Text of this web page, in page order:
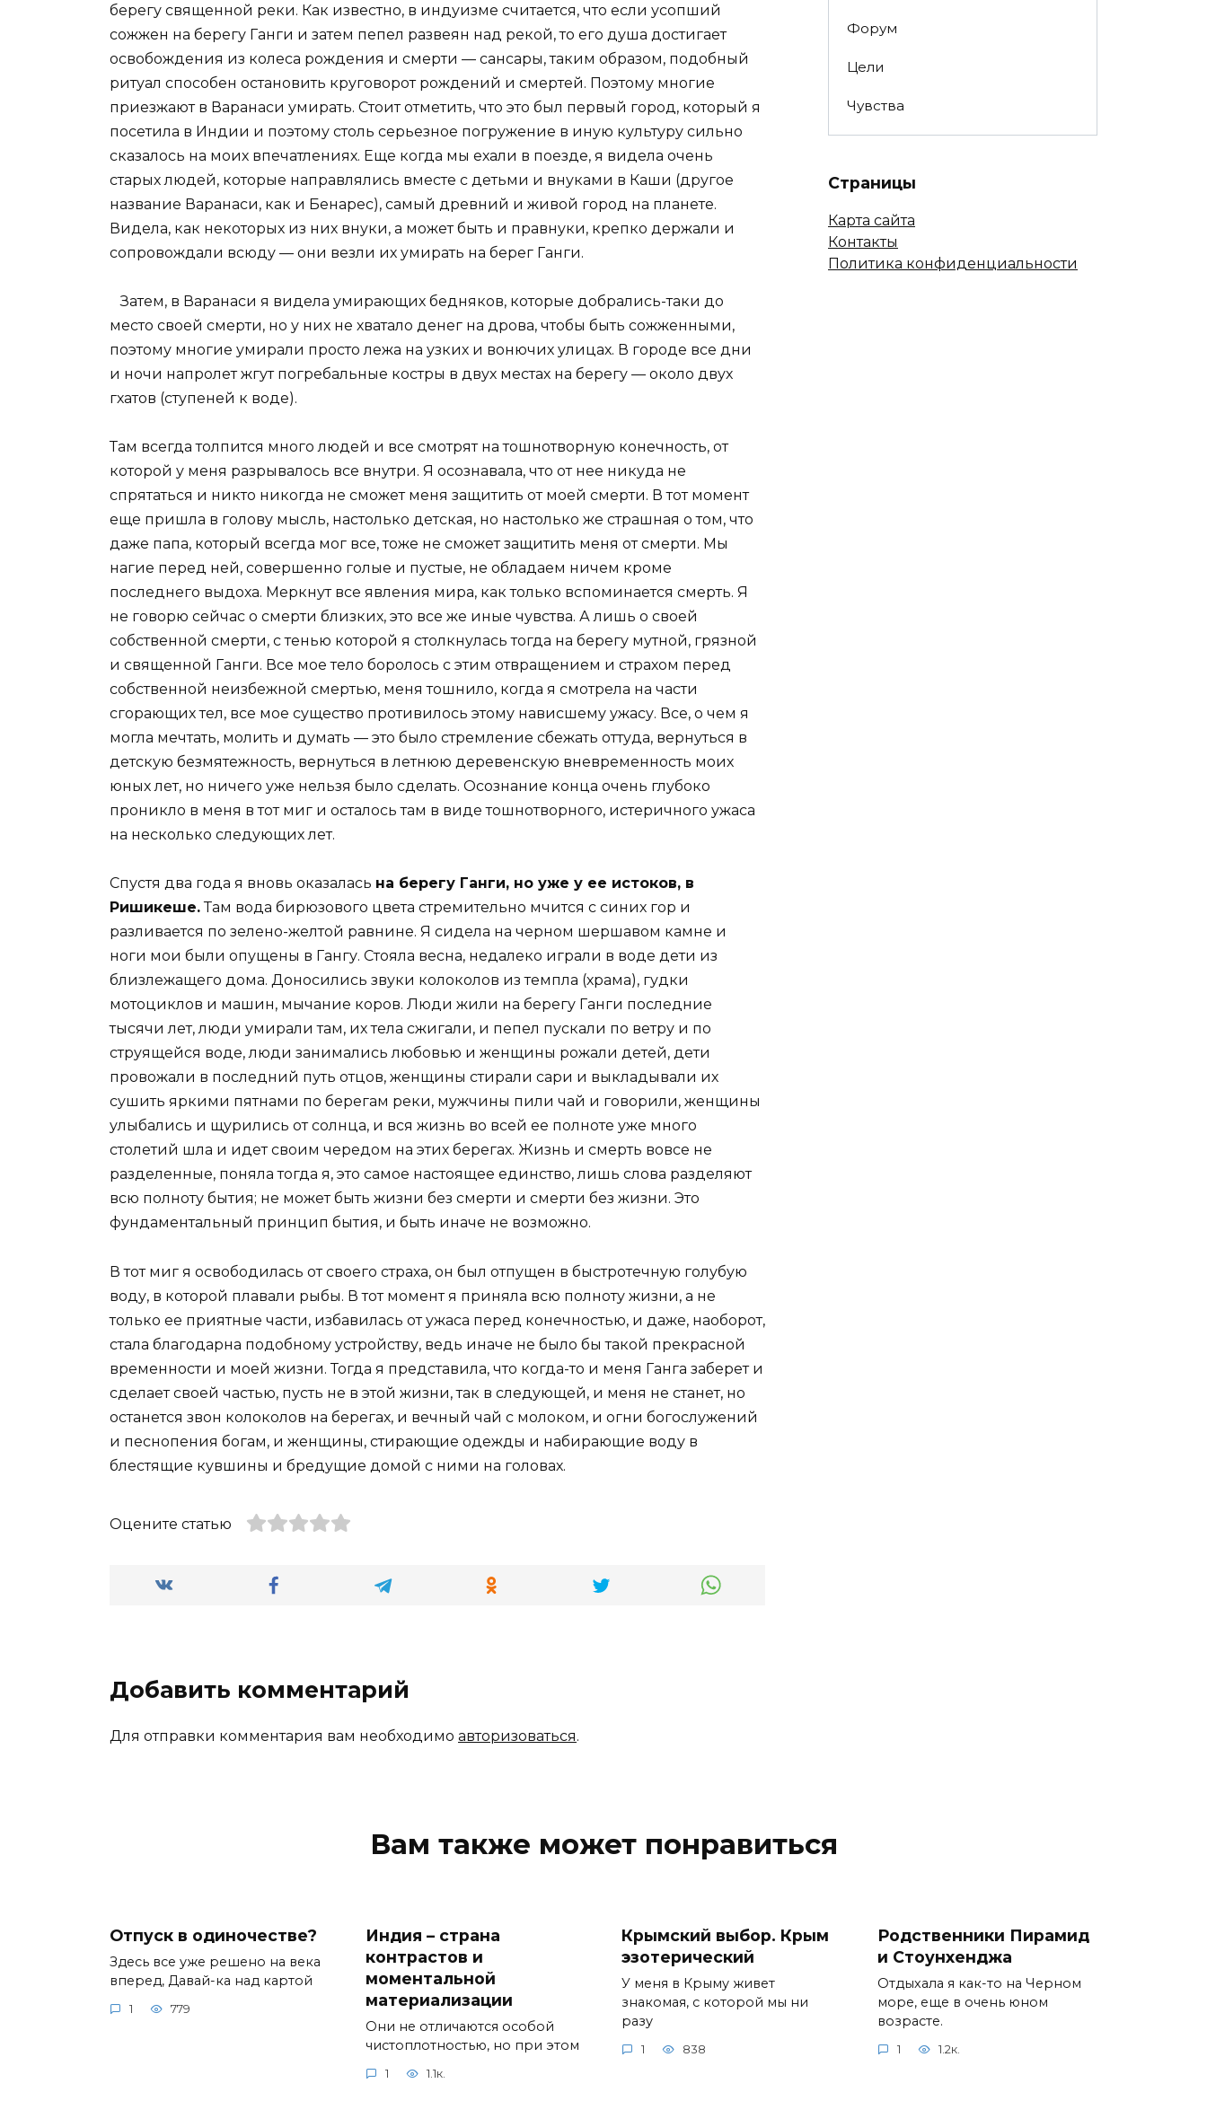
берегу священной реки. Как известно, в индуизме считается, что если усопший
сожжен на берегу Ганги и затем пепел развеян над рекой, то его душа достигает
освобождения из колеса рождения и смерти — сансары, таким образом, подобный
ритуал способен остановить круговорот рождений и смертей. Поэтому многие
приезжают в Варанаси умирать. Стоит отметить, что это был первый город, который я
посетила в Индии и поэтому столь серьезное погружение в иную культуру сильно
сказалось на моих впечатлениях. Еще когда мы ехали в поезде, я видела очень
старых людей, которые направлялись вместе с детьми и внуками в Каши (другое
название Варанаси, как и Бенарес), самый древний и живой город на планете.
Видела, как некоторых из них внуки, а может быть и правнуки, крепко держали и
сопровождали всюду — они везли их умирать на берег Ганги.
Затем, в Варанаси я видела умирающих бедняков, которые добрались-таки до
место своей смерти, но у них не хватало денег на дрова, чтобы быть сожженными,
поэтому многие умирали просто лежа на узких и вонючих улицах. В городе все дни
и ночи напролет жгут погребальные костры в двух местах на берегу — около двух
гхатов (ступеней к воде).
Там всегда толпится много людей и все смотрят на тошнотворную конечность, от
которой у меня разрывалось все внутри. Я осознавала, что от нее никуда не
спрятаться и никто никогда не сможет меня защитить от моей смерти. В тот момент
еще пришла в голову мысль, настолько детская, но настолько же страшная о том, что
даже папа, который всегда мог все, тоже не сможет защитить меня от смерти. Мы
нагие перед ней, совершенно голые и пустые, не обладаем ничем кроме
последнего выдоха. Меркнут все явления мира, как только вспоминается смерть. Я
не говорю сейчас о смерти близких, это все же иные чувства. А лишь о своей
собственной смерти, с тенью которой я столкнулась тогда на берегу мутной, грязной
и священной Ганги. Все мое тело боролось с этим отвращением и страхом перед
собственной неизбежной смертью, меня тошнило, когда я смотрела на части
сгорающих тел, все мое существо противилось этому нависшему ужасу. Все, о чем я
могла мечтать, молить и думать — это было стремление сбежать оттуда, вернуться в
детскую безмятежность, вернуться в летнюю деревенскую вневременность моих
юных лет, но ничего уже нельзя было сделать. Осознание конца очень глубоко
проникло в меня в тот миг и осталось там в виде тошнотворного, истеричного ужаса
на несколько следующих лет.
Спустя два года я вновь оказалась на берегу Ганги, но уже у ее истоков, в
Ришикеше.Там вода бирюзового цвета стремительно мчится с синих гор и
разливается по зелено-желтой равнине. Я сидела на черном шершавом камне и
ноги мои были опущены в Гангу. Стояла весна, недалеко играли в воде дети из
близлежащего дома. Доносились звуки колоколов из темпла (храма), гудки
мотоциклов и машин, мычание коров. Люди жили на берегу Ганги последние
тысячи лет, люди умирали там, их тела сжигали, и пепел пускали по ветру и по
струящейся воде, люди занимались любовью и женщины рожали детей, дети
провожали в последний путь отцов, женщины стирали сари и выкладывали их
сушить яркими пятнами по берегам реки, мужчины пили чай и говорили, женщины
улыбались и щурились от солнца, и вся жизнь во всей ее полноте уже много
столетий шла и идет своим чередом на этих берегах. Жизнь и смерть вовсе не
разделенные, поняла тогда я, это самое настоящее единство, лишь слова разделяют
всю полноту бытия; не может быть жизни без смерти и смерти без жизни. Это
фундаментальный принцип бытия, и быть иначе не возможно.
В тот миг я освободилась от своего страха, он был отпущен в быстротечную голубую
воду, в которой плавали рыбы. В тот момент я приняла всю полноту жизни, а не
только ее приятные части, избавилась от ужаса перед конечностью, и даже, наоборот,
стала благодарна подобному устройству, ведь иначе не было бы такой прекрасной
временности и моей жизни. Тогда я представила, что когда-то и меня Ганга заберет и
сделает своей частью, пусть не в этой жизни, так в следующей, и меня не станет, но
останется звон колоколов на берегах, и вечный чай с молоком, и огни богослужений
и песнопения богам, и женщины, стирающие одежды и набирающие воду в
блестящие кувшины и бредущие домой с ними на головах.
Оцените статью
Добавить комментарий
Для отправки комментария вам необходимо авторизоваться.
Форум
Цели
Чувства
Страницы
Карта сайта
Контакты
Политика конфиденциальности
Вам также может понравиться
Отпуск в одиночестве?
Здесь все уже решено на века
вперед, Давай-ка над картой
1 779
Индия – страна
контрастов и
моментальной
материализации
Они не отличаются особой
чистоплотностью, но при этом
1 1.1к.
Крымский выбор. Крым
эзотерический
У меня в Крыму живет
знакомая, с которой мы ни
разу
1 838
Родственники Пирамид
и Стоунхенджа
Отдыхала я как-то на Черном
море, еще в очень юном
возрасте.
1 1.2к.